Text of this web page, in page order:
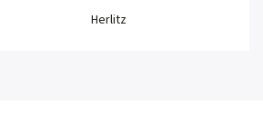
Herlitz